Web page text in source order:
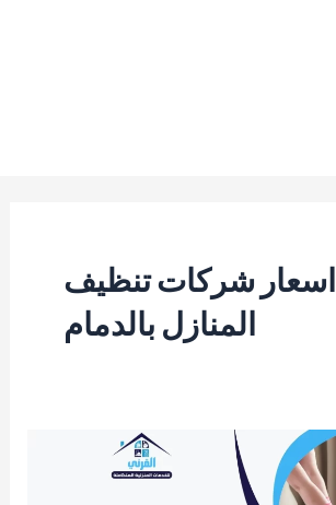
اسعار شركات تنظيف
المنازل بالدمام